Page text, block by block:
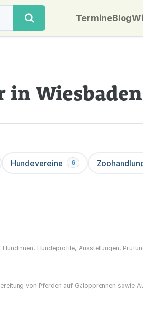
TermineBlog
in Wiesbaden
Hundevereine 6
Hundeprofile, Ausstellungen,
von Pferden auf Galopprennen sowie